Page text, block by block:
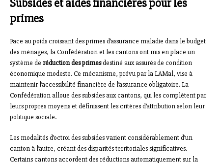
Subsides et aides financières pour les
primes
Face au poids croissant des primes d’assurance maladie dans le budget
des ménages, la Confédération et les cantons ont mis en place un
système de réduction des primesdestiné aux assurés de condition
économique modeste. Ce mécanisme, prévu par la LAMal, vise à
maintenir l’accessibilité financière de l’assurance obligatoire. La
Confédération alloue des subsides aux cantons, qui les complètent par
leurs propres moyens et définissent les critères d’attribution selon leur
politique sociale.
Les modalités d’octroi des subsides varient considérablement d’un
canton à l’autre, créant des disparités territoriales significatives.
Certains cantons accordent des réductions automatiquement sur la